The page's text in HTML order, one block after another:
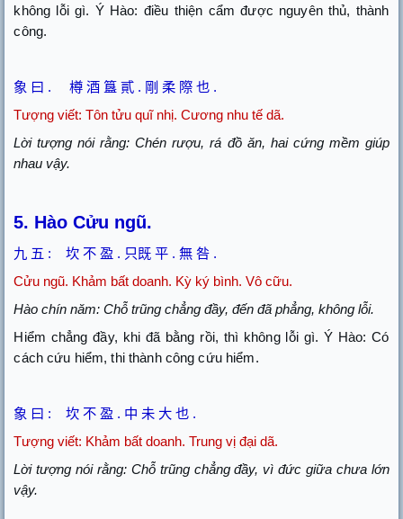
không lỗi gì. Ý Hào: điều thiện cẩm được nguyên thủ, thành
công.
象 曰 .樽 酒 簋 貳 . 剛 柔 際 也 .
Tượng viết: Tôn tửu quĩ nhị. Cương nhu tế dã.
Lời tượng nói rằng: Chén rượu, rá đồ ăn, hai cứng mềm giúp
nhau vậy.
5. Hào Cửu ngũ.
九 五 :坎 不 盈 . 只既 平 .無 咎 .
Cửu ngũ. Khảm bất doanh. Kỳ ký bình. Vô cữu.
Hào chín năm: Chỗ trũng chẳng đầy, đến đã phẳng, không lỗi.
Hiểm chẳng đầy, khi đã bằng rồi, thì không lỗi gì. Ý Hào: Có
cách cứu hiểm, thi thành công cứu hiểm.
象 曰 :坎 不 盈 . 中 未 大 也 .
Tượng viết: Khảm bất doanh. Trung vị đại dã.
Lời tượng nói rằng: Chỗ trũng chẳng đầy, vì đức giữa chưa lớn
vậy.